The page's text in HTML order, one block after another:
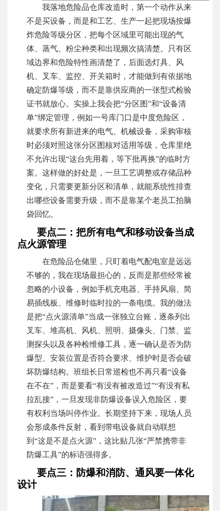
我落地危险品仓库改造时，第一个动作从来
不是买设备，而是和工艺、生产一起把现场按爆
炸危险等级分区，把每个区域里可能出现的气
体、蒸气、粉尘种类和出现频次搞清楚。只有区
域边界和危险特性画清楚了，后面选灯具、风
机、叉车、监控、开关箱时，才能做到有依据地
确定防爆等级，而不是靠供应商的一张型式检验
证书就放心。实操上我会把“分区图”和“设备清
单”绑定管理，例如一号库门口是中度危险区，
就要求所有新进来的电气、机械设备，采购审核
时必须对照这张分区图核对适用等级，仓库里绝
不允许出现“这台先用着，等下批再换”的临时方
案。这样做的好处是，一旦工艺调整或存储品种
变化，只需要更新分区和清单，就能系统性排查
出哪些设备需要升级，而不是靠某个老员工拍脑
袋回忆。
要点二：把所有电气和移动设备当成
点火源管理
在危险品仓储里，只盯着电气配电室是远远
不够的，我在现场最担心的，反而是那些经常被
忽略的小设备，例如手机充电器、手持风扇、简
易插线板、维修时临时拉的一条电缆。我的做法
是把“点火源清单”当成一张独立台账，逐条列出
叉车、堆高机、风机、照明、摄像头、门禁、监
测探头以及各种检维修工具，逐一确认是否为防
爆型、安装位置是否符合要求、维护时是否会破
坏防爆结构。班组长日常巡检也不再只看“设备
在不在”，而是要看“有没有被改造过”“有没有私
拉乱接”，一旦发现非防爆设备误入危险区，要
有权利当场叫停作业。长期坚持下来，现场人员
会形成条件反射，看到带电设备就自动联想
到“这是不是点火源”，这比贴几张“严禁携带非
防爆工具”的标语强得多。
要点三：防爆和消防、通风要一体化
设计